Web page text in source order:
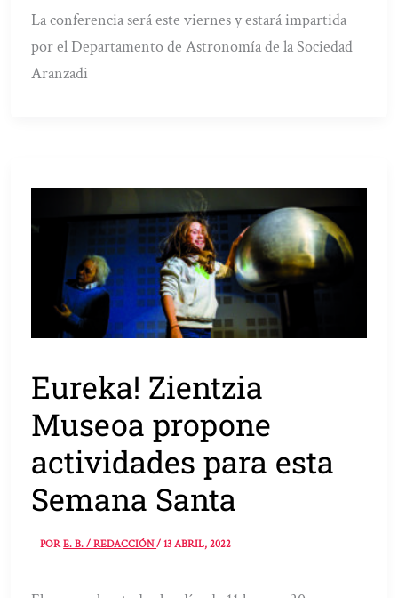
La conferencia será este viernes y estará impartida
por el Departamento de Astronomía de la Sociedad
Aranzadi
Eureka! Zientzia
Museoa propone
actividades para esta
Semana Santa
PORE. B. / REDACCIÓN/13 ABRIL, 2022